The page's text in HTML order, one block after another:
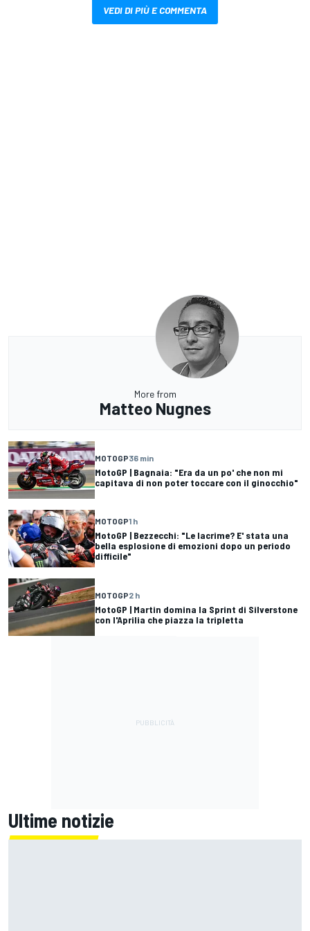
VEDI DI PIÙ E COMMENTA
More from
Matteo Nugnes
MOTOGP36 min
MotoGP | Bagnaia: "Era da un po' che non mi
capitava di non poter toccare con il ginocchio"
MOTOGP1 h
MotoGP | Bezzecchi: "Le lacrime? E' stata una
bella esplosione di emozioni dopo un periodo
difficile"
MOTOGP2 h
MotoGP | Martin domina la Sprint di Silverstone
con l'Aprilia che piazza la tripletta
Ultime notizie